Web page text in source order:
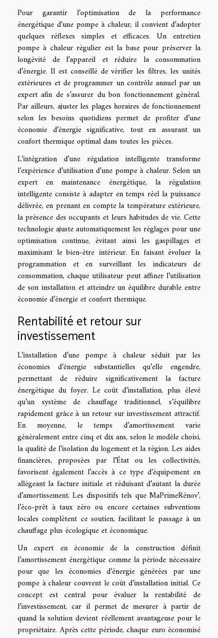
Pour garantir l’optimisation de la performance
énergétique d’une pompe à chaleur, il convient d’adopter
quelques réflexes simples et efficaces. Un entretien
pompe à chaleur régulier est la base pour préserver la
longévité de l’appareil et réduire la consommation
d’énergie. Il est conseillé de vérifier les filtres, les unités
extérieures et de programmer un contrôle annuel par un
expert afin de s’assurer du bon fonctionnement général.
Par ailleurs, ajuster les plages horaires de fonctionnement
selon les besoins quotidiens permet de profiter d’une
économie d’énergie significative, tout en assurant un
confort thermique optimal dans toutes les pièces.
L’intégration d’une régulation intelligente transforme
l’expérience d’utilisation d’une pompe à chaleur. Selon un
expert en maintenance énergétique, la régulation
intelligente consiste à adapter en temps réel la puissance
délivrée, en prenant en compte la température extérieure,
la présence des occupants et leurs habitudes de vie. Cette
technologie ajuste automatiquement les réglages pour une
optimisation continue, évitant ainsi les gaspillages et
maximisant le bien-être intérieur. En faisant évoluer la
programmation et en surveillant les indicateurs de
consommation, chaque utilisateur peut affiner l’utilisation
de son installation et atteindre un équilibre durable entre
économie d’énergie et confort thermique.
Rentabilité et retour sur
investissement
L’installation d’une pompe à chaleur séduit par les
économies d’énergie substantielles qu’elle engendre,
permettant de réduire significativement la facture
énergétique du foyer. Le coût d’installation, plus élevé
qu’un système de chauffage traditionnel, s’équilibre
rapidement grâce à un retour sur investissement attractif.
En moyenne, le temps d’amortissement varie
généralement entre cinq et dix ans, selon le modèle choisi,
la qualité de l’isolation du logement et la région. Les aides
financières, proposées par l’État ou les collectivités,
favorisent également l’accès à ce type d’équipement en
allégeant la facture initiale et réduisant d’autant la durée
d’amortissement. Les dispositifs tels que MaPrimeRénov’,
l’éco-prêt à taux zéro ou encore certaines subventions
locales complètent ce soutien, facilitant le passage à un
chauffage plus écologique et économique.
Un expert en économie de la construction définit
l’amortissement énergétique comme la période nécessaire
pour que les économies d’énergie générées par une
pompe à chaleur couvrent le coût d’installation initial. Ce
concept est central pour évaluer la rentabilité de
l’investissement, car il permet de mesurer à partir de
quand la solution devient réellement avantageuse pour le
propriétaire. Après cette période, chaque euro économisé